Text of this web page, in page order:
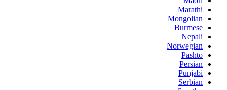
Marathi
Mongolian
Burmese
Nepali
Norwegian
Pashto
Persian
Punjabi
Serbian